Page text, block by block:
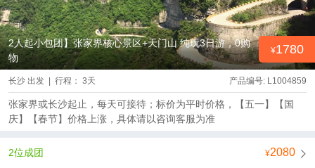
2人起小包团】张家界核心景区+天门山 纯玩3日游，0购
物
1780
产品编号: L1004859
长沙 出发 | 行程： 3天
张家界或长沙起止，每天可接待；标价为平时价格，【五一】【国
庆】【春节】价格上涨，具体请以咨询客服为准
2080
2位成团